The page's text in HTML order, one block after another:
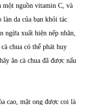
một nguồn vitamin C, và
làn da của bạn khỏi tác
ngừa xuất hiện nếp nhăn,
chua có thể phát huy
ăn cà chua đã được nấu
cao, mật ong được coi là